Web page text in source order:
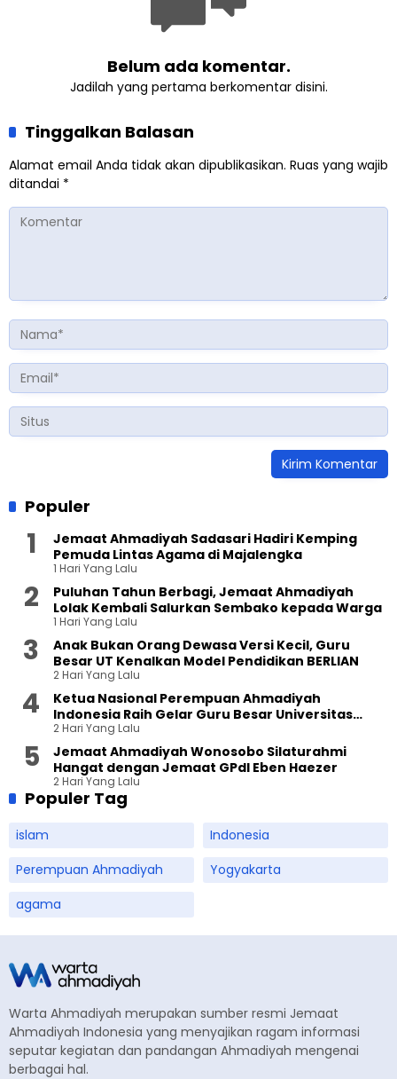
Belum ada komentar.
Jadilah yang pertama berkomentar disini.
Tinggalkan Balasan
Alamat email Anda tidak akan dipublikasikan. Ruas yang wajib
ditandai *
Populer
Jemaat Ahmadiyah Sadasari Hadiri Kemping
Pemuda Lintas Agama di Majalengka
1 Hari Yang Lalu
Puluhan Tahun Berbagi, Jemaat Ahmadiyah
Lolak Kembali Salurkan Sembako kepada Warga
1 Hari Yang Lalu
Anak Bukan Orang Dewasa Versi Kecil, Guru
Besar UT Kenalkan Model Pendidikan BERLIAN
2 Hari Yang Lalu
Ketua Nasional Perempuan Ahmadiyah
Indonesia Raih Gelar Guru Besar Universitas
Terbuka
2 Hari Yang Lalu
Jemaat Ahmadiyah Wonosobo Silaturahmi
Hangat dengan Jemaat GPdI Eben Haezer
2 Hari Yang Lalu
Populer Tag
islam
Indonesia
Perempuan Ahmadiyah
Yogyakarta
agama
Warta Ahmadiyah merupakan sumber resmi Jemaat
Ahmadiyah Indonesia yang menyajikan ragam informasi
seputar kegiatan dan pandangan Ahmadiyah mengenai
berbagai hal.